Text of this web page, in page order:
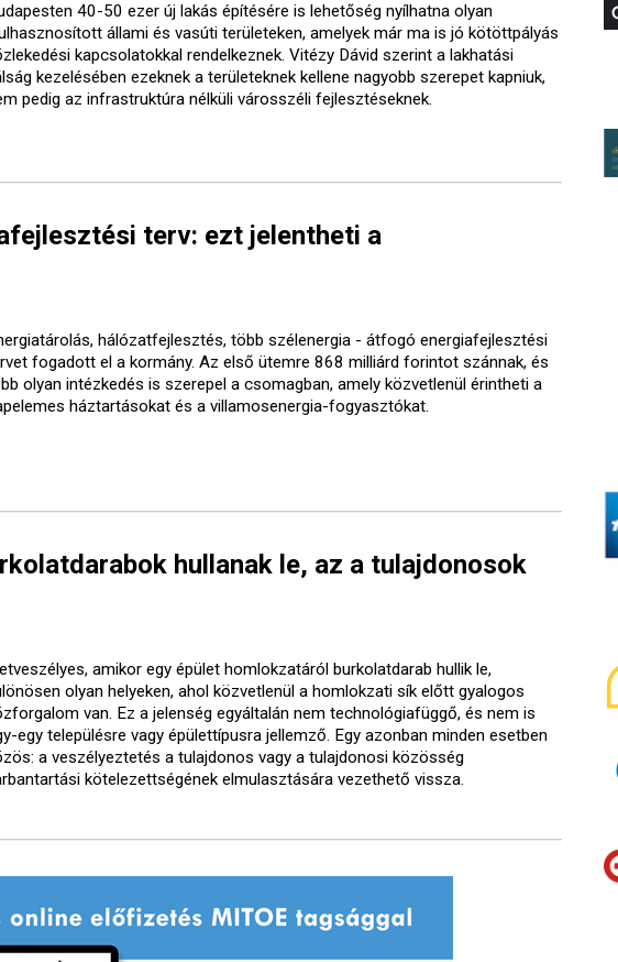
40-50 ezer új lakás építésére is lehetőség nyílhatna olyan
állami és vasúti területeken, amelyek már ma is jó kötöttpályás
kapcsolatokkal rendelkeznek. Vitézy Dávid szerint a lakhatási
kezelésében ezeknek a területeknek kellene nagyobb szerepet kapniuk,
pedig az infrastruktúra nélküli városszéli fejlesztéseknek.
terv: ezt jelentheti a
hálózatfejlesztés, több szélenergia - átfogó energiafejlesztési
fogadott el a kormány. Az első ütemre 868 milliárd forintot szánnak, és
olyan intézkedés is szerepel a csomagban, amely közvetlenül érintheti a
háztartásokat és a villamosenergia-fogyasztókat.
hullanak le, az a tulajdonosok
amikor egy épület homlokzatáról burkolatdarab hullik le,
olyan helyeken, ahol közvetlenül a homlokzati sík előtt gyalogos
van. Ez a jelenség egyáltalán nem technológiafüggő, és nem is
egy településre vagy épülettípusra jellemző. Egy azonban minden esetben
a veszélyeztetés a tulajdonos vagy a tulajdonosi közösség
kötelezettségének elmulasztására vezethető vissza.